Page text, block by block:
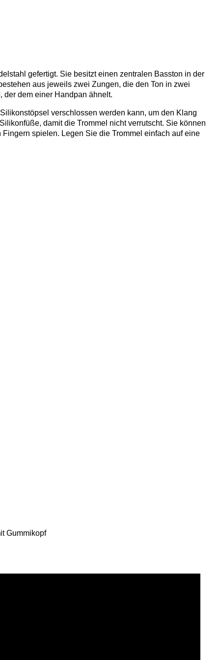
gefertigt. Sie besitzt einen zentralen Basston in der
aus jeweils zwei Zungen, die den Ton in zwei
der dem einer Handpan ähnelt.
verschlossen werden kann, um den Klang
damit die Trommel nicht verrutscht. Sie können
spielen. Legen Sie die Trommel einfach auf eine
Gummikopf